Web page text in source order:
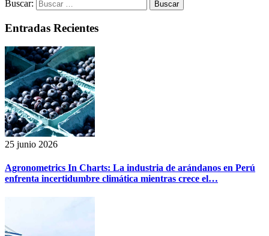
Buscar:
Entradas Recientes
25 junio 2026
Agronometrics In Charts: La industria de arándanos en Perú
enfrenta incertidumbre climática mientras crece el…